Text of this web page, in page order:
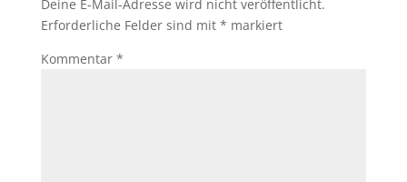
Deine E-Mail-Adresse wird nicht veröffentlicht.
Erforderliche Felder sind mit * markiert
Kommentar *